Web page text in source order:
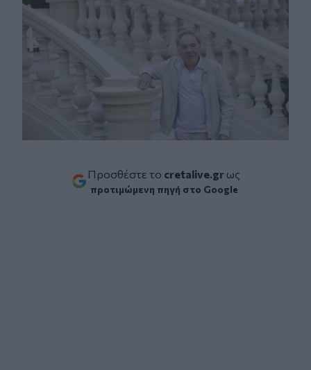
Προσθέστε το cretalive.gr ως
προτιμώμενη πηγή στο Google